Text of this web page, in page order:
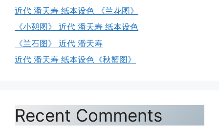
近代 潘天寿 纸本设色 《兰花图》
《小憩图》 近代 潘天寿 纸本设色
《兰石图》 近代 潘天寿
近代 潘天寿 纸本设色《秋蟹图》
Recent Comments